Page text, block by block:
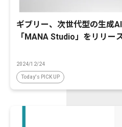
ギブリー、次世代型の生成
「MANA Studio」をリリー
2024/12/24
Today's PICK UP